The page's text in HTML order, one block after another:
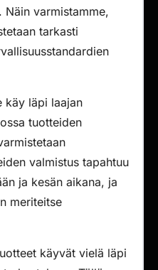
Näin varmistamme,
tarkasti
käy läpi laajan
tuotteiden
valmistus tapahtuu
ja kesän aikana, ja
meriteitse
käyvät vielä läpi